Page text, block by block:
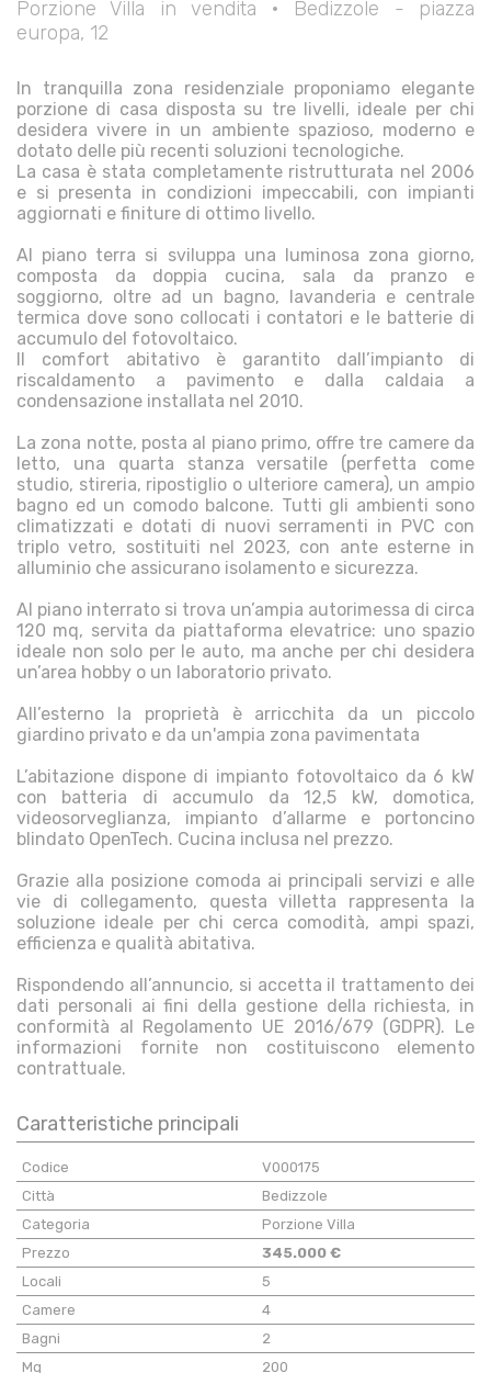
Porzione Villa in vendita • Bedizzole - piazza
europa, 12
In tranquilla zona residenziale proponiamo elegante
porzione di casa disposta su tre livelli, ideale per chi
desidera vivere in un ambiente spazioso, moderno e
dotato delle più recenti soluzioni tecnologiche.
La casa è stata completamente ristrutturata nel 2006
e si presenta in condizioni impeccabili, con impianti
aggiornati e finiture di ottimo livello.
Al piano terra si sviluppa una luminosa zona giorno,
composta da doppia cucina, sala da pranzo e
soggiorno, oltre ad un bagno, lavanderia e centrale
termica dove sono collocati i contatori e le batterie di
accumulo del fotovoltaico.
Il comfort abitativo è garantito dall’impianto di
riscaldamento a pavimento e dalla caldaia a
condensazione installata nel 2010.
La zona notte, posta al piano primo, offre tre camere da
letto, una quarta stanza versatile (perfetta come
studio, stireria, ripostiglio o ulteriore camera), un ampio
bagno ed un comodo balcone. Tutti gli ambienti sono
climatizzati e dotati di nuovi serramenti in PVC con
triplo vetro, sostituiti nel 2023, con ante esterne in
alluminio che assicurano isolamento e sicurezza.
Al piano interrato si trova un’ampia autorimessa di circa
120 mq, servita da piattaforma elevatrice: uno spazio
ideale non solo per le auto, ma anche per chi desidera
un’area hobby o un laboratorio privato.
All’esterno la proprietà è arricchita da un piccolo
giardino privato e da un'ampia zona pavimentata
L’abitazione dispone di impianto fotovoltaico da 6 kW
con batteria di accumulo da 12,5 kW, domotica,
videosorveglianza, impianto d’allarme e portoncino
blindato OpenTech. Cucina inclusa nel prezzo.
Grazie alla posizione comoda ai principali servizi e alle
vie di collegamento, questa villetta rappresenta la
soluzione ideale per chi cerca comodità, ampi spazi,
efficienza e qualità abitativa.
Rispondendo all’annuncio, si accetta il trattamento dei
dati personali ai fini della gestione della richiesta, in
conformità al Regolamento UE 2016/679 (GDPR). Le
informazioni fornite non costituiscono elemento
contrattuale.
Caratteristiche principali
Codice
V000175
Città
Bedizzole
Categoria
Porzione Villa
Prezzo
345.000 €
Locali
5
Camere
4
Bagni
2
Mq
200